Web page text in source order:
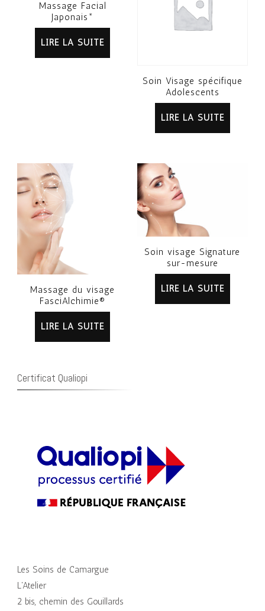
Massage Facial
Japonais*
LIRE LA SUITE
Soin Visage spécifique
Adolescents
LIRE LA SUITE
Massage du visage
FasciAlchimie®
LIRE LA SUITE
Soin visage Signature
sur-mesure
LIRE LA SUITE
Certificat Qualiopi
Les Soins de Camargue
L'Atelier
2 bis, chemin des Gouillards